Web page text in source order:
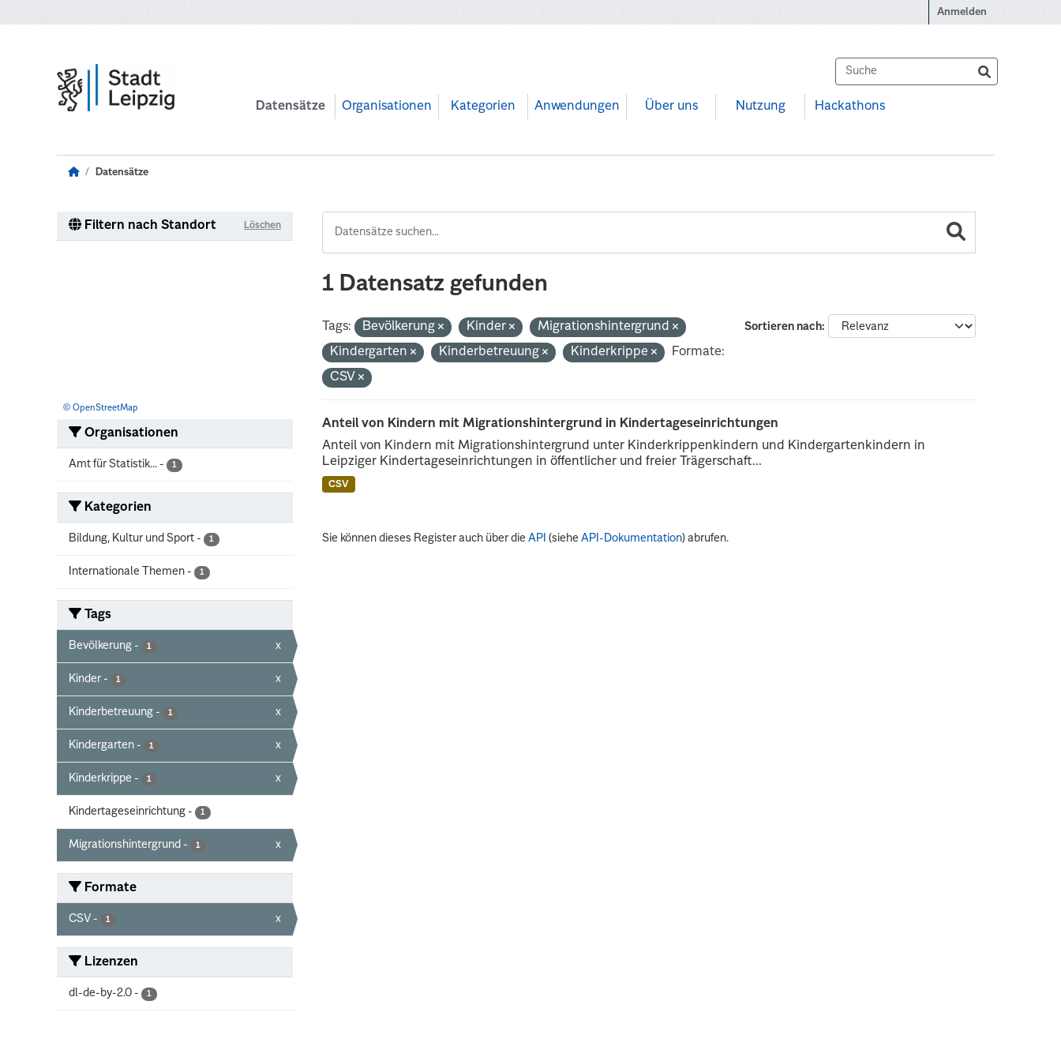
Anmelden
Datensätze Organisationen Kategorien Anwendungen Über uns Nutzung Hackathons
Datensätze
Filtern nach Standort Löschen
© OpenStreetMap
Organisationen
Amt für Statistik... - 1
Kategorien
Bildung, Kultur und Sport - 1
Internationale Themen - 1
Tags
Bevölkerung - 1 x
Kinder - 1 x
Kinderbetreuung - 1 x
Kindergarten - 1 x
Kinderkrippe - 1 x
Kindertageseinrichtung - 1
Migrationshintergrund - 1 x
Formate
CSV - 1 x
Lizenzen
dl-de-by-2.0 - 1
1 Datensatz gefunden
Sortieren nach
Tags: Bevölkerung Kinder
Migrationshintergrund
Kindergarten
Kinderbetreuung Kinderkrippe
Formate:
CSV
Anteil von Kindern mit Migrationshintergrund in Kindertageseinrichtungen
Anteil von Kindern mit Migrationshintergrund unter Kinderkrippenkindern und Kindergartenkindern in
Leipziger Kindertageseinrichtungen in öffentlicher und freier Trägerschaft...
CSV
Sie können dieses Register auch über dieAPI (sieheAPI-Dokumentation) abrufen.